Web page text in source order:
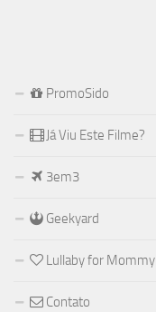
PromoSido
Já Viu Este Filme?
3em3
Geekyard
Lullaby for Mommy
Contato